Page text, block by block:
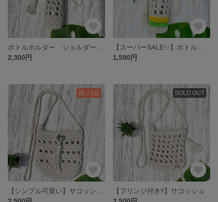
2,300円
1,590円
残り1点 SOLD OUT
【フリンジ付き‼️】サコッシュ